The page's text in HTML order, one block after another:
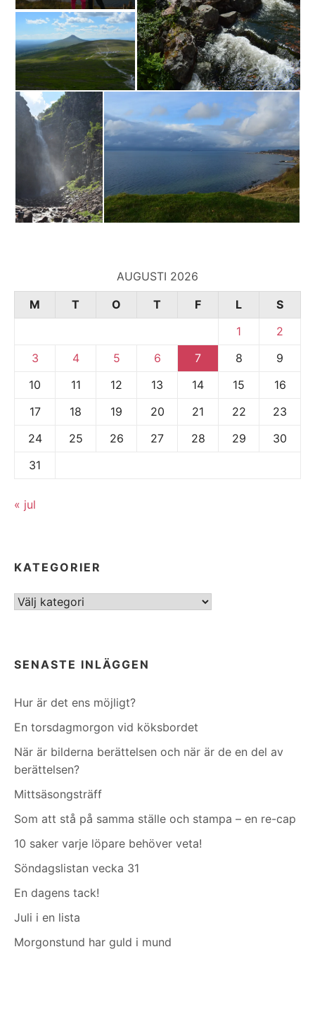
AUGUSTI 2026
M
T O T F L
S
1
2
3
4 5 6 7 8
9
10
11 12 13 14 15
16
17
18 19 20 21 22
23
24
25 26 27 28 29
30
31
« jul
KATEGORIER
Kategorier
SENASTE INLÄGGEN
Hur är det ens möjligt?
En torsdagmorgon vid köksbordet
När är bilderna berättelsen och när är de en del av
berättelsen?
Mittsäsongsträff
Som att stå på samma ställe och stampa – en re-cap
10 saker varje löpare behöver veta!
Söndagslistan vecka 31
En dagens tack!
Juli i en lista
Morgonstund har guld i mund